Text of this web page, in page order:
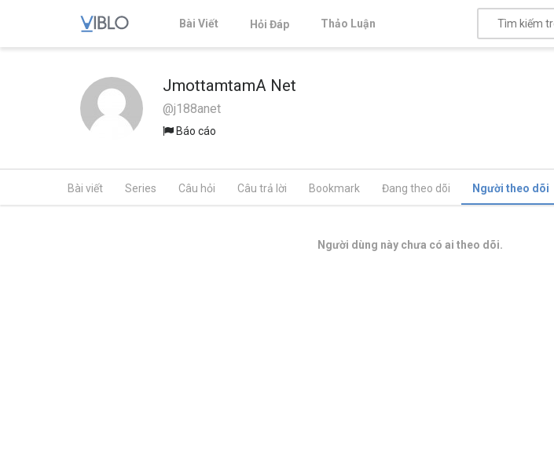
Bài Viết Hỏi Đáp Thảo Luận
JmottamtamA Net
@j188anet
Báo cáo
Bài viết Series Câu hỏi Câu trả lời Bookmark Đang theo dõi Người theo dõi
Người dùng này chưa có ai theo dõi.